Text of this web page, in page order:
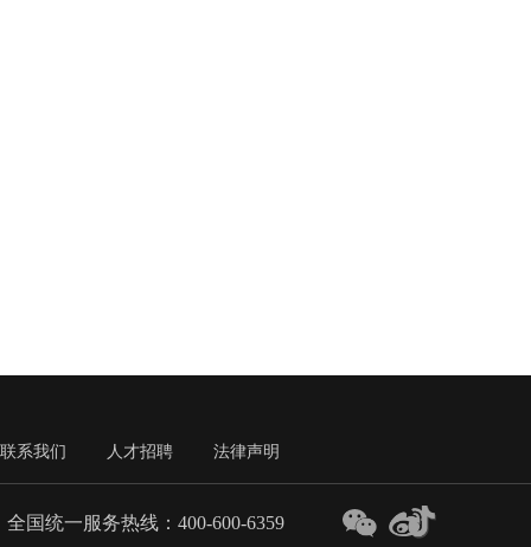
全国统一服务热线：400-600-6359
联系我们 人才招聘 法律声明